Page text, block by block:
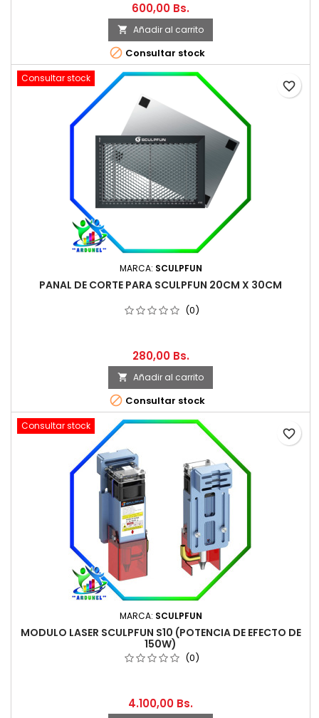
600,00 Bs.
 Añadir al carrito
 Consultar stock
Consultar stock
MARCA: SCULPFUN
PANAL DE CORTE PARA SCULPFUN 20CM X 30CM
(0)
280,00 Bs.
 Añadir al carrito
 Consultar stock
favorite_border
Consultar stock
MARCA: SCULPFUN
MODULO LASER SCULPFUN S10 (POTENCIA DE EFECTO DE
150W)
(0)
4.100,00 Bs.
favorite_border